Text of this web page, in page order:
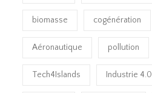
biomasse cogénération
Aéronautique pollution
Tech4Islands Industrie 4.0